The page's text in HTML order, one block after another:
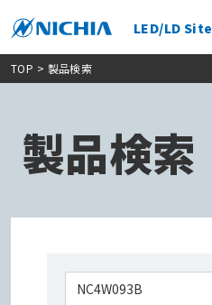
LED/LD Site
TOP > 製品検索
製品検索